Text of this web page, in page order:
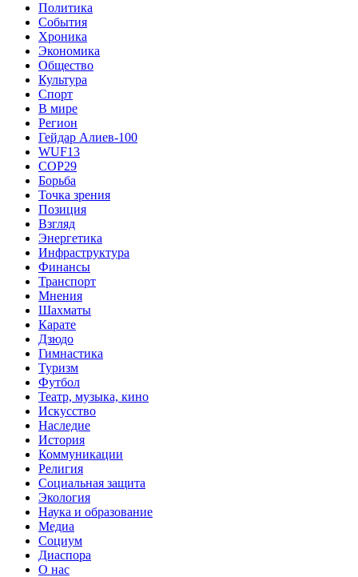
Политика
События
Хроника
Экономика
Общество
Культура
Спорт
В мире
Регион
Гейдар Алиев-100
WUF13
COP29
Борьба
Точка зрения
Позиция
Взгляд
Энергетика
Инфраструктура
Финансы
Транспорт
Мнения
Шахматы
Карате
Дзюдо
Гимнастика
Туризм
Футбол
Театр, музыка, кино
Искусство
Наследие
История
Коммуникации
Религия
Социальная защита
Экология
Наука и образование
Медиа
Социум
Диаспора
О нас